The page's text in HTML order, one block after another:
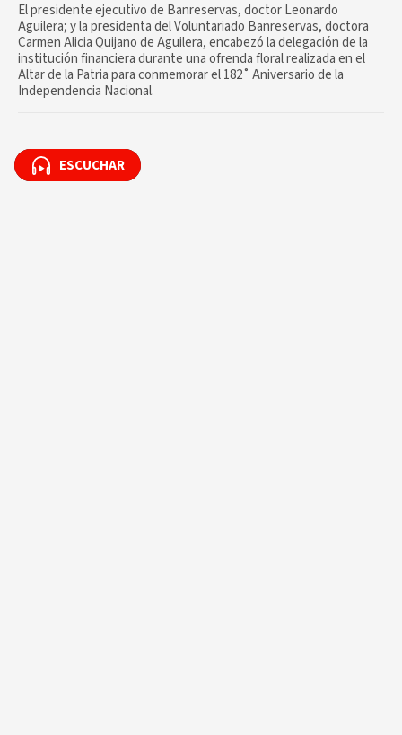
El presidente ejecutivo de Banreservas, doctor Leonardo
Aguilera; y la presidenta del Voluntariado Banreservas, doctora
Carmen Alicia Quijano de Aguilera, encabezó la delegación de la
institución financiera durante una ofrenda floral realizada en el
Altar de la Patria para conmemorar el 182˚ Aniversario de la
Independencia Nacional.
ESCUCHAR
ESCUCHAR